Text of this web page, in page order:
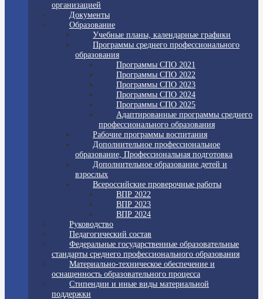
организацией
Документы
Образование
Учебные планы, календарные графики
Программы среднего профессионального
образования
Программы СПО 2021
Программы СПО 2022
Программы СПО 2023
Программы СПО 2024
Программы СПО 2025
Адаптированные программы среднего
профессионального образования
Рабочие программы воспитания
Дополнительное профессиональное
образование, Профессиональная подготовка
Дополнительное образование детей и
взрослых
Всероссийские проверочные работы
ВПР 2022
ВПР 2023
ВПР 2024
Руководство
Педагогический состав
Федеральные государственные образовательные
стандарты среднего профессионального образования
Материально-техническое обеспечение и
оснащенность образовательного процесса
Стипендии и иные виды материальной
поддержки